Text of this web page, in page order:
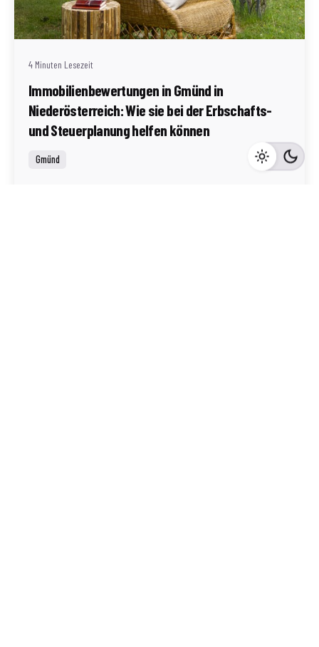
Geschrieben von
Redaktion Immofragen Bezirk: Gmünd (AT)
4 Minuten Lesezeit
Immobilienbewertungen in Gmünd in
Niederösterreich: Wie sie bei der Erbschafts-
und Steuerplanung helfen können
Gmünd